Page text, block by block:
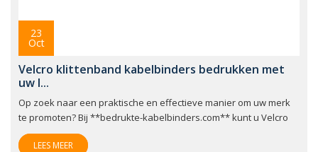
23
Oct
Velcro klittenband kabelbinders bedrukken met
uw l...
Op zoek naar een praktische en effectieve manier om uw merk
te promoten? Bij **bedrukte-kabelbinders.com** kunt u Velcro
LEES MEER